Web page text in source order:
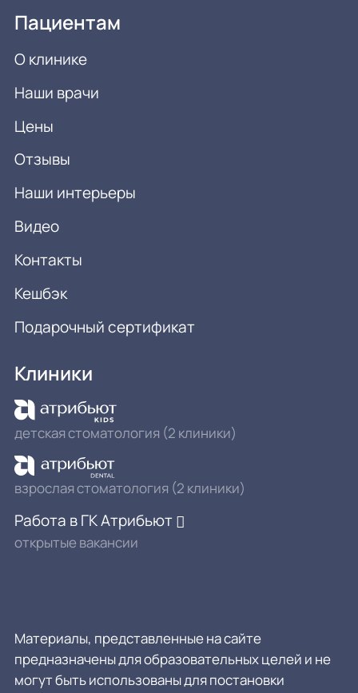
Пациентам
О клинике
Наши врачи
Цены
Отзывы
Наши интерьеры
Видео
Контакты
Кешбэк
Подарочный сертификат
Клиники
детская стоматология (2 клиники)
взрослая стоматология (2 клиники)
Работа в ГК Атрибьют
открытые вакансии
Материалы, представленные на сайте
предназначены для образовательных целей и не
могут быть использованы для постановки